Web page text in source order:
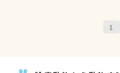
1